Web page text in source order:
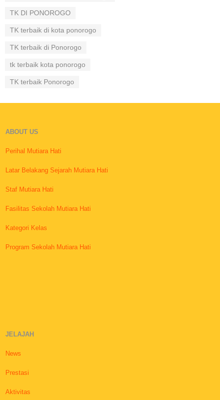
TK DI PONOROGO
TK terbaik di kota ponorogo
TK terbaik di Ponorogo
tk terbaik kota ponorogo
TK terbaik Ponorogo
ABOUT US
Perihal Mutiara Hati
Latar Belakang Sejarah Mutiara Hati
Staf Mutiara Hati
Fasilitas Sekolah Mutiara Hati
Kategori Kelas
Program Sekolah Mutiara Hati
JELAJAH
News
Prestasi
Aktivitas